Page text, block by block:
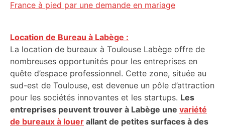
France à pied par une demande en mariage
Location de Bureau à Labège :
La location de bureaux à Toulouse Labège offre de
nombreuses opportunités pour les entreprises en
quête d’espace professionnel. Cette zone, située au
sud-est de Toulouse, est devenue un pôle d’attraction
pour les sociétés innovantes et les startups. Les
entreprises peuvent trouver à Labège une variété
de bureaux à louer allant de petites surfaces à des